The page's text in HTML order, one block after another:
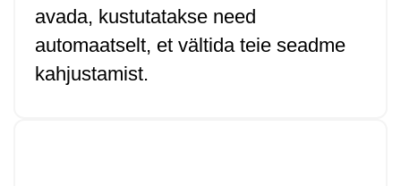
avada, kustutatakse need
automaatselt, et vältida teie seadme
kahjustamist.